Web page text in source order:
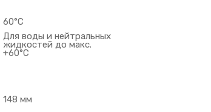
60°C
Для воды и нейтральных
жидкостей до макс.
+60°С
148 мм